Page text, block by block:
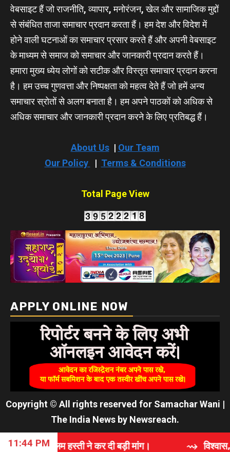
वेबसाइट हैं जो राजनीति, व्यापार, मनोरंजन, खेल और सामाजिक मुद्दों
से संबंधित ताजा समाचार प्रदान करता हैं। हम देश और विदेश में
होने वाली घटनाओं का समाचार प्रसार करते हैं और अपनी वेबसाइट
के माध्यम से समाज को समाचार और जानकारी प्रदान करते हैं।
हमारा मुख्य ध्येय लोगों को सटीक और विस्तृत समाचार प्रदान करना
है। हम उच्च गुणवत्ता और निष्पक्षता को महत्व देते हैं जो हमें अन्य
समाचार स्रोतों से अलग बनाता है। हम अपने पाठकों को अधिक से
अधिक समाचार और जानकारी प्रदान करने के लिए प्रतिबद्ध हैं।
About Us| Our Team
Our Policy
| Terms & Conditions
Total Page View
APPLY ONLINE NOW
Copyright © All rights reserved for Samachar Wani |
The India News by Newsreach.
11:44 PM
हस्ती ने कर दी बड़ी मांग। ⇝ विश्वास, समर्पण और